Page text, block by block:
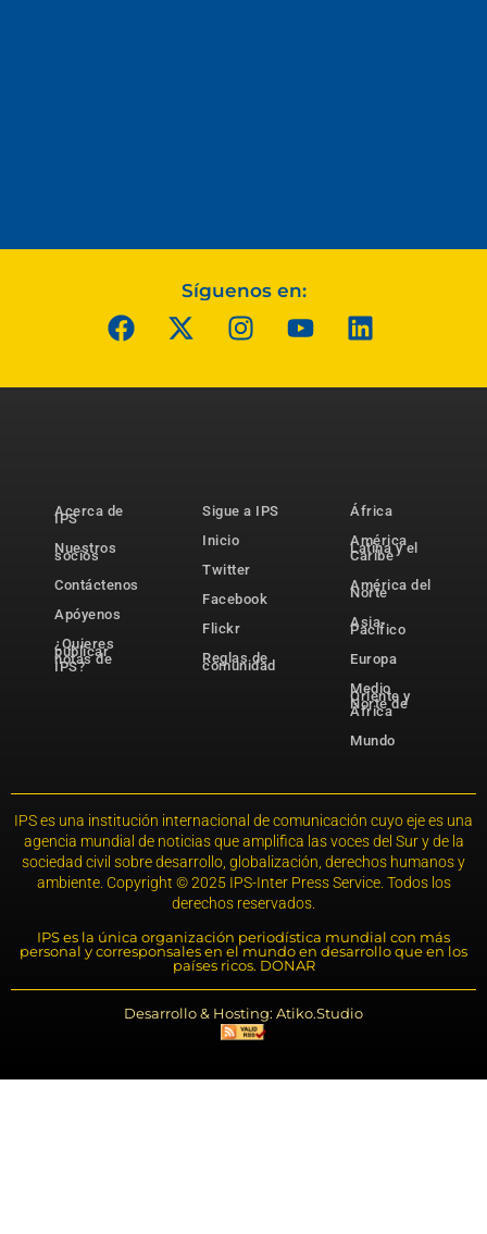
Síguenos en:
Acerca de
IPS
Nuestros
socios
Contáctenos
Apóyenos
¿Quieres
publicar
notas de
IPS?
Sigue a IPS
Inicio
Twitter
Facebook
Flickr
Reglas de
comunidad
África
América
Latina y el
Caribe
América del
Norte
Asia-
Pacífico
Europa
Medio
Oriente y
Norte de
África
Mundo
IPS es una institución internacional de comunicación cuyo eje es una
agencia mundial de noticias que amplifica las voces del Sur y de la
sociedad civil sobre desarrollo, globalización, derechos humanos y
ambiente. Copyright © 2025 IPS-Inter Press Service. Todos los
derechos reservados.
IPS es la única organización periodística mundial con más
personal y corresponsales en el mundo en desarrollo que en los
países ricos. DONAR
Desarrollo & Hosting: Atiko.Studio